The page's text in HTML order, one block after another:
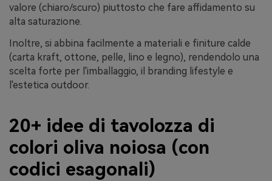
valore (chiaro/scuro) piuttosto che fare affidamento su
alta saturazione.
Inoltre, si abbina facilmente a materiali e finiture calde
(carta kraft, ottone, pelle, lino e legno), rendendolo una
scelta forte per l'imballaggio, il branding lifestyle e
l'estetica outdoor.
20+ idee di tavolozza di
colori oliva noiosa (con
codici esagonali)